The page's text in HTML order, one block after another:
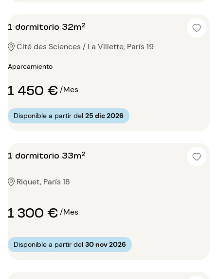
1 dormitorio 32m²
Cité des Sciences / La Villette, París 19
Aparcamiento
1 450 €/Mes
Disponible a partir del 25 dic 2026
1 dormitorio 33m²
Riquet, París 18
1 300 €/Mes
Disponible a partir del 30 nov 2026